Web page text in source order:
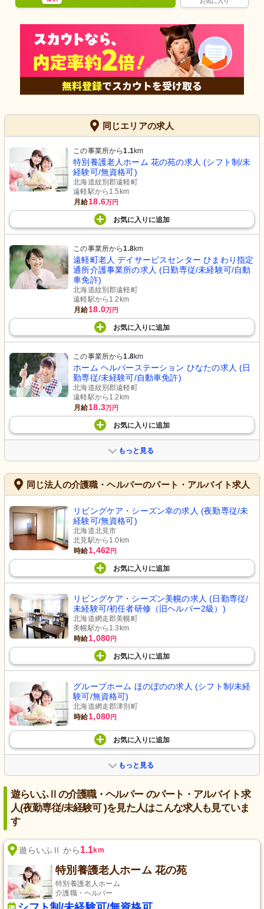
同じエリアの求人
この事業所から1.1km
特別養護老人ホーム 花の苑の求人 (シフト制/未
経験可/無資格可)
北海道紋別郡遠軽町
遠軽駅から1.5km
月給18.6万円
お気に入り に追加
この事業所から1.8km
遠軽町老人 デイサービスセンター ひまわり指定
通所介護事業所の求人 (日勤専従/未経験可/自動
車免許)
北海道紋別郡遠軽町
遠軽駅から1.2km
月給18.0万円
お気に入り に追加
この事業所から1.8km
ホーム ヘルパーステーション ひなたの求人 (日
勤専従/未経験可/自動車免許)
北海道紋別郡遠軽町
遠軽駅から1.2km
月給18.3万円
お気に入り に追加
もっと見る
同じ法人の介護職・ヘルパーのパート・アルバイト求人
リビングケア・シーズン幸の求人 (夜勤専従/未
経験可/無資格可)
北海道北見市
北見駅から1.0km
時給1,462円
お気に入り に追加
リビングケア・シーズン美幌の求人 (日勤専従/
未経験可/初任者研修（旧ヘルパー2級）)
北海道網走郡美幌町
美幌駅から1.3km
時給1,080円
お気に入り に追加
グループホーム ほのぼのの求人 (シフト制/未経
験可/無資格可)
北海道網走郡津別町
時給1,080円
お気に入り に追加
もっと見る
遊らいふⅡの介護職・ヘルパー のパート・アルバイト求
人(夜勤専従/未経験可 )を見た人はこんな求人も見ていま
す
遊らいふⅡ から1.1km
特別養護老人ホーム 花の苑
特別養護老人ホーム
介護職・ヘルパー